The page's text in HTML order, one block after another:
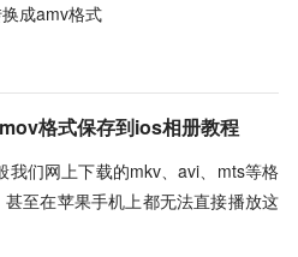
成amv格式
格式保存到ios相册教程
我们网上下载的mkv、avi、mts等格
至在苹果手机上都无法直接播放这